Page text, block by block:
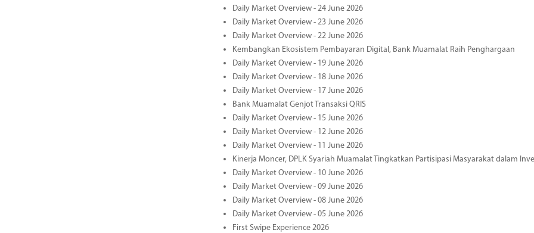
Daily Market Overview - 24 June 2026
Daily Market Overview - 23 June 2026
Daily Market Overview - 22 June 2026
Kembangkan Ekosistem Pembayaran Digital, Bank Muamalat Raih Penghargaan
Daily Market Overview - 19 June 2026
Daily Market Overview - 18 June 2026
Daily Market Overview - 17 June 2026
Bank Muamalat Genjot Transaksi QRIS
Daily Market Overview - 15 June 2026
Daily Market Overview - 12 June 2026
Daily Market Overview - 11 June 2026
Kinerja Moncer, DPLK Syariah Muamalat Tingkatkan Partisipasi Masyarakat dalam
Daily Market Overview - 10 June 2026
Daily Market Overview - 09 June 2026
Daily Market Overview - 08 June 2026
Daily Market Overview - 05 June 2026
First Swipe Experience 2026